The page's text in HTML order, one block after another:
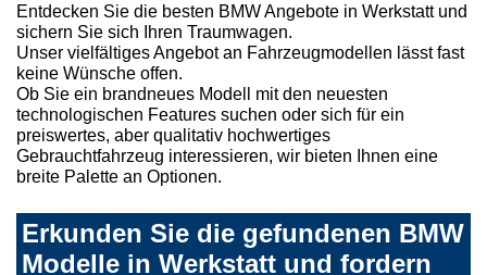
Entdecken Sie die besten BMW Angebote in Werkstatt und
sichern Sie sich Ihren Traumwagen.
Unser vielfältiges Angebot an Fahrzeugmodellen lässt fast
keine Wünsche offen.
Ob Sie ein brandneues Modell mit den neuesten
technologischen Features suchen oder sich für ein
preiswertes, aber qualitativ hochwertiges
Gebrauchtfahrzeug interessieren, wir bieten Ihnen eine
breite Palette an Optionen.
Erkunden Sie die gefundenen BMW
Modelle in Werkstatt und fordern